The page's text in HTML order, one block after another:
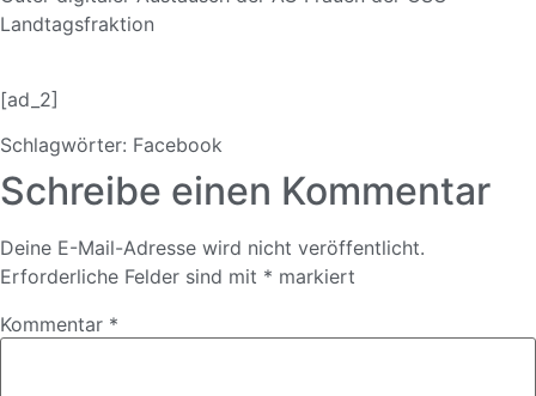
Landtagsfraktion
[ad_2]
Schlagwörter: Facebook
Schreibe einen Kommentar
Deine E-Mail-Adresse wird nicht veröffentlicht.
Erforderliche Felder sind mit * markiert
Kommentar *